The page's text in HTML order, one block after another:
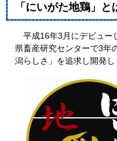
「にいがた地鶏」と
平成16年3月にデビュー
県畜産研究センターで3年
潟らしさ」を追求し開発し